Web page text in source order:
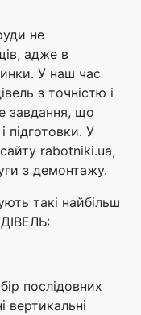
не
адже в
У наш час
з точністю і
завдання, що
підготовки. У
rabotniki.ua,
з демонтажу.
такі найбільш
послідовних
вертикальні